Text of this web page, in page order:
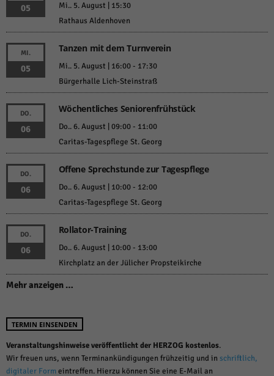
05
Mi.. 5. August | 15:30
Rathaus Aldenhoven
MI.
05
Tanzen mit dem Turnverein
Mi.. 5. August | 16:00- 17:30
Bürgerhalle Lich-Steinstraß
DO.
06
Wöchentliches Seniorenfrühstück
Do.. 6. August | 09:00- 11:00
Caritas-Tagespflege St. Georg
DO.
06
Offene Sprechstunde zur Tagespflege
Do.. 6. August | 10:00- 12:00
Caritas-Tagespflege St. Georg
DO.
06
Rollator-Training
Do.. 6. August | 10:00- 13:00
Kirchplatz an der Jülicher Propsteikirche
Mehr anzeigen …
TERMIN EINSENDEN
Veranstaltungshinweise veröffentlicht der HERZOG kostenlos.
Wir freuen uns, wenn Terminankündigungen frühzeitig und in schriftlich,
digitaler Formeintreffen. Hierzu können Sie eine E-Mail an